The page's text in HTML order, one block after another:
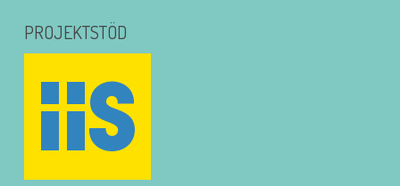
PROJEKTSTÖD